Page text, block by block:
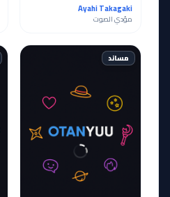
Ayahi Takagaki
مؤدي الصوت
مساند